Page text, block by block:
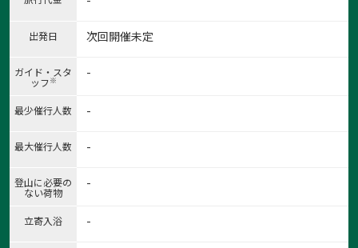
出発日 次回開催未定
ガイド・スタ
ッフ※ -
最少催行人数 -
最大催行人数 -
登山に必要の
ない荷物
-
立寄入浴 -